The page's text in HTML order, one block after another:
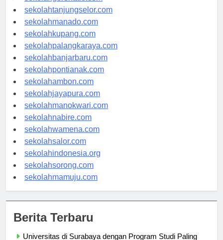
sekolahgorontalo.com
sekolahtanjungselor.com
sekolahmanado.com
sekolahkupang.com
sekolahpalangkaraya.com
sekolahbanjarbaru.com
sekolahpontianak.com
sekolahambon.com
sekolahjayapura.com
sekolahmanokwari.com
sekolahnabire.com
sekolahwamena.com
sekolahsalor.com
sekolahindonesia.org
sekolahsorong.com
Berita Terbaru